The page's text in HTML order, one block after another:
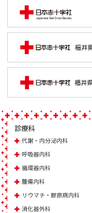
診療科
代謝・内分泌内科
呼吸器内科
循環器内科
腫瘍内科
リウマチ・膠原病内科
消化器外科